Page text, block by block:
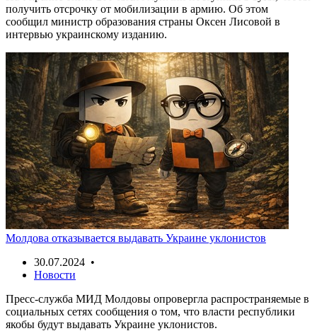
получить отсрочку от мобилизации в армию. Об этом
сообщил министр образования страны Оксен Лисовой в
интервью украинскому изданию.
Молдова отказывается выдавать Украине уклонистов
30.07.2024 •
Новости
Пресс-служба МИД Молдовы опровергла распространяемые в
социальных сетях сообщения о том, что власти республики
якобы будут выдавать Украине уклонистов.